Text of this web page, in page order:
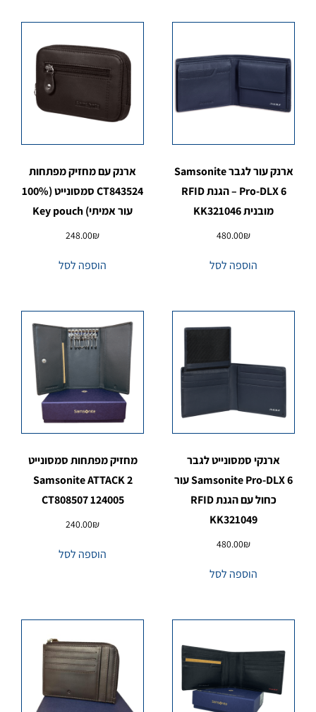
ארנק עור לגבר Samsonite
Pro-DLX 6 – הגנת RFID
מובנית KK321046
480.00₪
הוספה לסל
ארנק עם מחזיק מפתחות
CT843524 סמסונייט (100%
עור אמיתי) Key pouch
248.00₪
הוספה לסל
ארנקי סמסונייט לגבר
Samsonite Pro-DLX 6 עור
כחול עם הגנת RFID
KK321049
480.00₪
הוספה לסל
מחזיק מפתחות סמסונייט
Samsonite ATTACK 2
CT808507 124005
240.00₪
הוספה לסל